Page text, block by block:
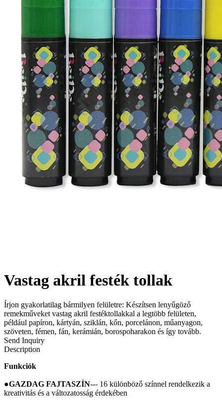
Vastag akril festék tollak
Írjon gyakorlatilag bármilyen felületre: Készítsen lenyűgöző
remekműveket vastag akril festéktollakkal a legtöbb felületen,
például papíron, kártyán, sziklán, kőn, porcelánon, műanyagon,
szöveten, fémen, fán, kerámián, borospoharakon és így tovább.
Send Inquiry
Description
Funkciók
●GAZDAG FAJTASZÍN--- 16 különböző színnel rendelkezik a
kreativitás és a változatosság érdekében